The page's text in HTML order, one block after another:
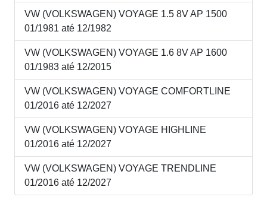
VW (VOLKSWAGEN) VOYAGE 1.5 8V AP 1500
01/1981 até 12/1982
VW (VOLKSWAGEN) VOYAGE 1.6 8V AP 1600
01/1983 até 12/2015
VW (VOLKSWAGEN) VOYAGE COMFORTLINE
01/2016 até 12/2027
VW (VOLKSWAGEN) VOYAGE HIGHLINE
01/2016 até 12/2027
VW (VOLKSWAGEN) VOYAGE TRENDLINE
01/2016 até 12/2027